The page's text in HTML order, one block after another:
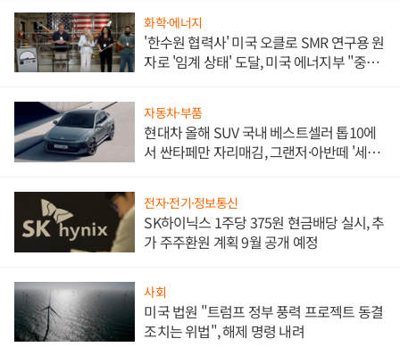
화학·에너지
'한수원 협력사' 미국 오클로 SMR 연구용 원
자로 '임계 상태' 도달, 미국 에너지부 "중요
자동차·부품
현대차 올해 SUV 국내 베스트셀러 톱10에
서 싼타페만 자리매김, 그랜저·아반떼 '세단
전자·전기·정보통신
SK하이닉스 1주당 375원 현금배당 실시, 추
가 주주환원 계획 9월 공개 예정
사회
미국 법원 "트럼프 정부 풍력 프로젝트 동결
조치는 위법", 해제 명령 내려